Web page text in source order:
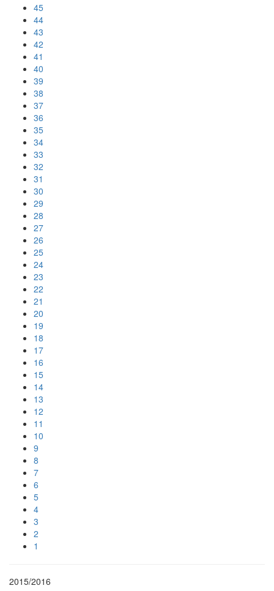
45
44
43
42
41
40
39
38
37
36
35
34
33
32
31
30
29
28
27
26
25
24
23
22
21
20
19
18
17
16
15
14
13
12
11
10
9
8
7
6
5
4
3
2
1
2015/2016